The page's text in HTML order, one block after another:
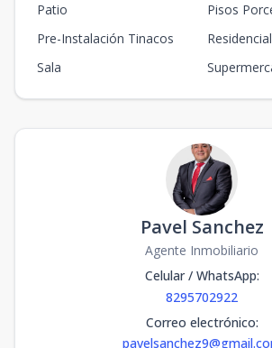
Patio
Pisos
Pre-Instalación Tinacos
Sala
Pavel Sanchez
Agente Inmobiliario
Celular / WhatsApp:
8295702922
Correo electrónico: